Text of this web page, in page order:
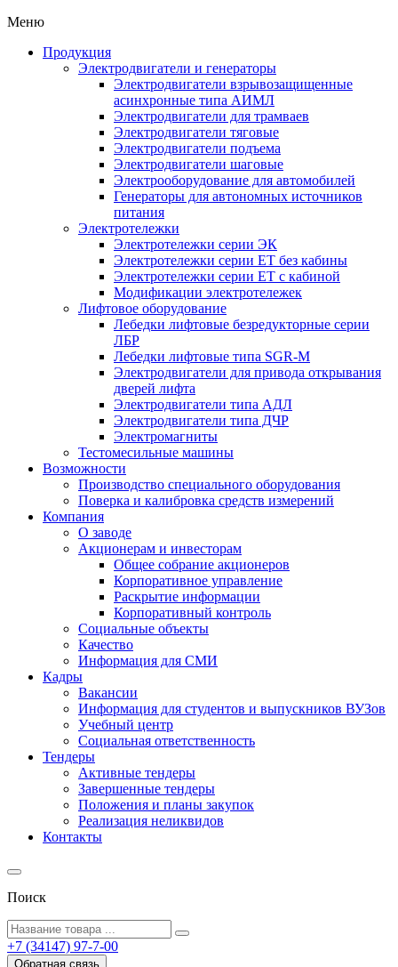
Меню
Продукция
Электродвигатели и генераторы
Электродвигатели взрывозащищенные
асинхронные типа АИМЛ
Электродвигатели для трамваев
Электродвигатели тяговые
Электродвигатели подъема
Электродвигатели шаговые
Электрооборудование для автомобилей
Генераторы для автономных источников
питания
Электротележки
Электротележки серии ЭК
Электротележки серии ЕТ без кабины
Электротележки серии ЕТ с кабиной
Модификации электротележек
Лифтовое оборудование
Лебедки лифтовые безредукторные серии
ЛБР
Лебедки лифтовые типа SGR-M
Электродвигатели для привода открывания
дверей лифта
Электродвигатели типа АДЛ
Электродвигатели типа ДЧР
Электромагниты
Тестомесильные машины
Возможности
Производство специального оборудования
Поверка и калибровка средств измерений
Компания
О заводе
Акционерам и инвесторам
Общее собрание акционеров
Корпоративное управление
Раскрытие информации
Корпоративный контроль
Социальные объекты
Качество
Информация для СМИ
Кадры
Вакансии
Информация для студентов и выпускников ВУЗов
Учебный центр
Социальная ответственность
Тендеры
Активные тендеры
Завершенные тендеры
Положения и планы закупок
Реализация неликвидов
Контакты
Поиск
+7 (34147) 97-7-00
Обратная связь